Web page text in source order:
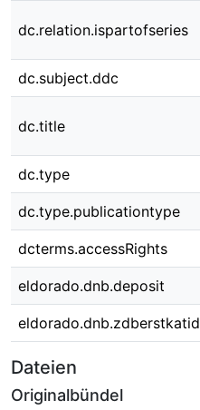
dc.relation.ispartofseries
dc.subject.ddc
dc.title
dc.type
dc.type.publicationtype
dcterms.accessRights
eldorado.dnb.deposit
eldorado.dnb.zdberstkatid
Dateien
Originalbündel